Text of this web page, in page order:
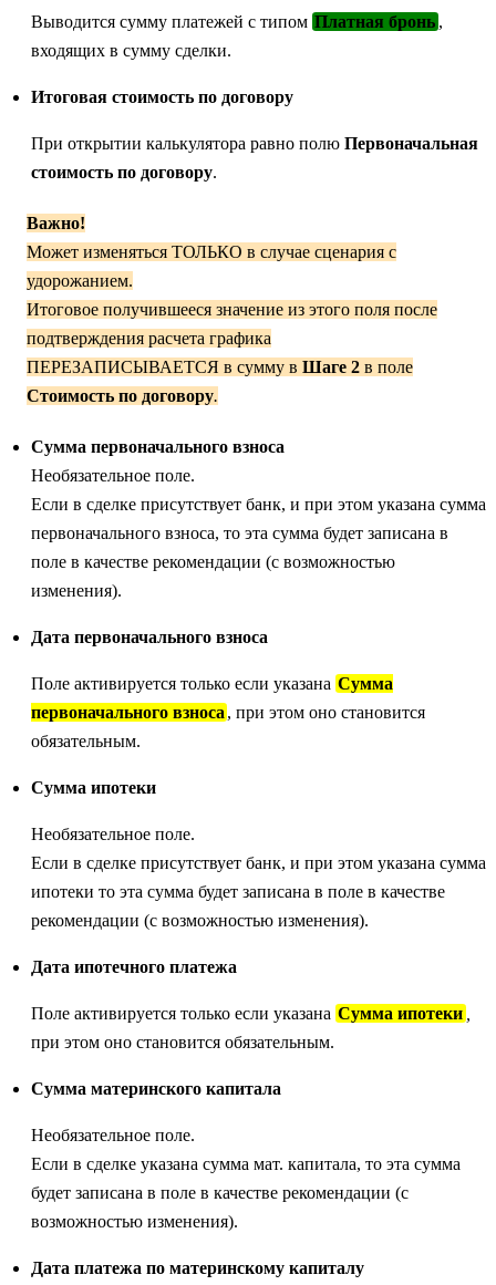
Выводится сумму платежей с типом Платная бронь,
входящих в сумму сделки.
Итоговая стоимость по договору
При открытии калькулятора равно полю Первоначальная
стоимость по договору.
Важно!
Может изменяться ТОЛЬКО в случае сценария с
удорожанием.
Итоговое получившееся значение из этого поля после
подтверждения расчета графика
ПЕРЕЗАПИСЫВАЕТСЯ в сумму в Шаге 2 в поле
Стоимость по договору.
Сумма первоначального взноса
Необязательное поле.
Если в сделке присутствует банк, и при этом указана сумма
первоначального взноса, то эта сумма будет записана в
поле в качестве рекомендации (с возможностью
изменения).
Дата первоначального взноса
Поле активируется только если указана Сумма
первоначального взноса , при этом оно становится
обязательным.
Сумма ипотеки
Необязательное поле.
Если в сделке присутствует банк, и при этом указана сумма
ипотеки то эта сумма будет записана в поле в качестве
рекомендации (с возможностью изменения).
Дата ипотечного платежа
Поле активируется только если указана Сумма ипотеки,
при этом оно становится обязательным.
Сумма материнского капитала
Необязательное поле.
Если в сделке указана сумма мат. капитала, то эта сумма
будет записана в поле в качестве рекомендации (с
возможностью изменения).
Дата платежа по материнскому капиталу